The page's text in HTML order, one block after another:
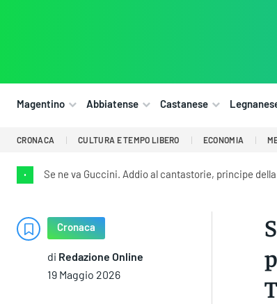
Magentino Abbiatense Castanese
CRONACA CULTURA E TEMPO LIBERO ECONOMIA
• Se ne va Guccini. Addio al cantastorie, principe della
Cronaca
di Redazione Online
19 Maggio 2026